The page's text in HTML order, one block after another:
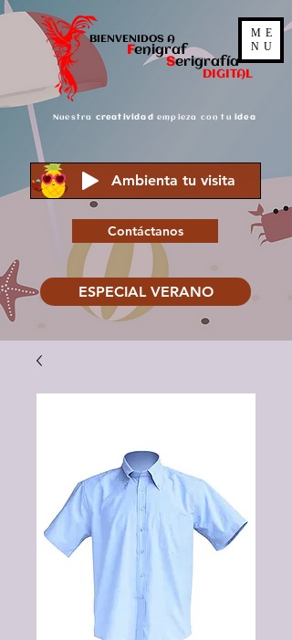
BIENVENIDOS A
Fenigraf
Serigrafía
DIGITAL
Nuestra creatividad empieza con tu idea
Ambienta tu visita
Contáctanos
ESPECIAL VERANO
ME
NU